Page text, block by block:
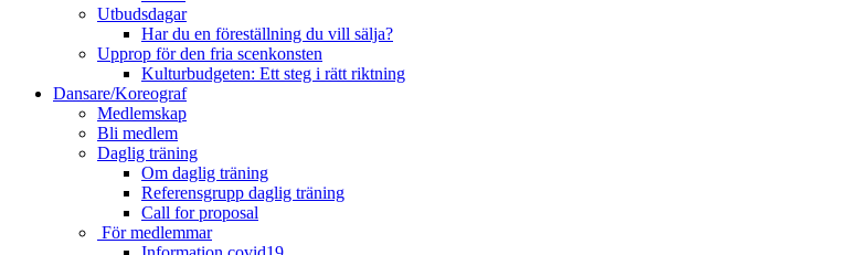
Utbudsdagar
Har du en föreställning du vill sälja?
Upprop för den fria scenkonsten
Kulturbudgeten: Ett steg i rätt riktning
Dansare/Koreograf
Medlemskap
Bli medlem
Daglig träning
Om daglig träning
Referensgrupp daglig träning
Call for proposal
För medlemmar